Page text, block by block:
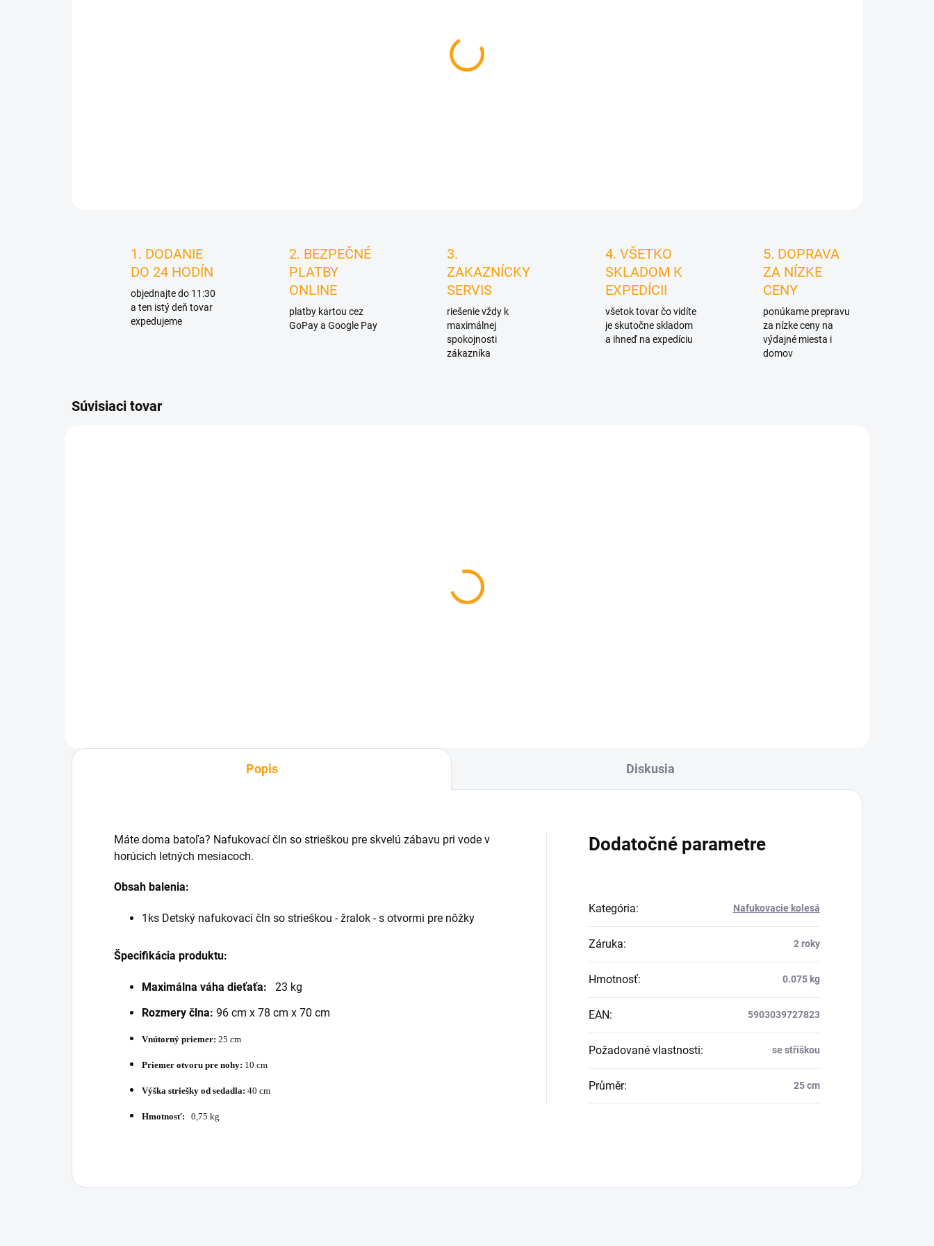
DETAILNÉ INFORMÁCIE
1. DODANIE
DO 24 HODÍN
objednajte do 11:30
a ten istý deň tovar
expedujeme
2. BEZPEČNÉ
PLATBY
ONLINE
platby kartou cez
GoPay a Google Pay
3.
ZAKAZNÍCKY
SERVIS
riešenie vždy k
maximálnej
spokojnosti
zákazníka
4. VŠETKO
SKLADOM K
EXPEDÍCII
všetok tovar čo vidíte
je skutočne skladom
a ihneď na expedíciu
5. DOPRAVA
ZA NÍZKE
CENY
ponúkame prepravu
za nízke ceny na
výdajné miesta i
domov
Súvisiaci tovar
Popis Diskusia
Máte doma batoľa? Nafukovací čln so strieškou pre skvelú zábavu pri vode v
horúcich letných mesiacoch.
Obsah balenia:
1ks Detský nafukovací čln so strieškou - žralok - s otvormi pre nôžky
Špecifikácia produktu:
Maximálna váha dieťaťa:
23 kg
Rozmery člna: 96 cm x 78 cm x 70 cm
Vnútorný priemer: 25 cm
Priemer otvoru pre nohy: 10 cm
Výška striešky od sedadla: 40 cm
Hmotnosť: 0,75 kg
Dodatočné parametre
Kategória: Nafukovacie kolesá
Záruka: 2 roky
Hmotnosť: 0.075 kg
EAN: 5903039727823
Požadované vlastnosti: se stříškou
Průměr: 25 cm